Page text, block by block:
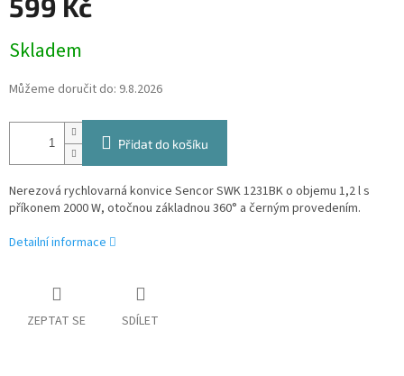
599 Kč
cena:
Skladem
Můžeme doručit do: 9.8.2026
Přidat do košíku
Nerezová rychlovarná konvice Sencor SWK 1231BK o objemu 1,2 l s
příkonem 2000 W, otočnou základnou 360° a černým provedením.
Detailní informace
ZEPTAT SE SDÍLET